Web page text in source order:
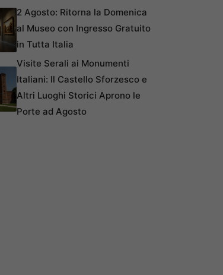
2 Agosto: Ritorna la Domenica
al Museo con Ingresso Gratuito
in Tutta Italia
Visite Serali ai Monumenti
Italiani: Il Castello Sforzesco e
Altri Luoghi Storici Aprono le
Porte ad Agosto